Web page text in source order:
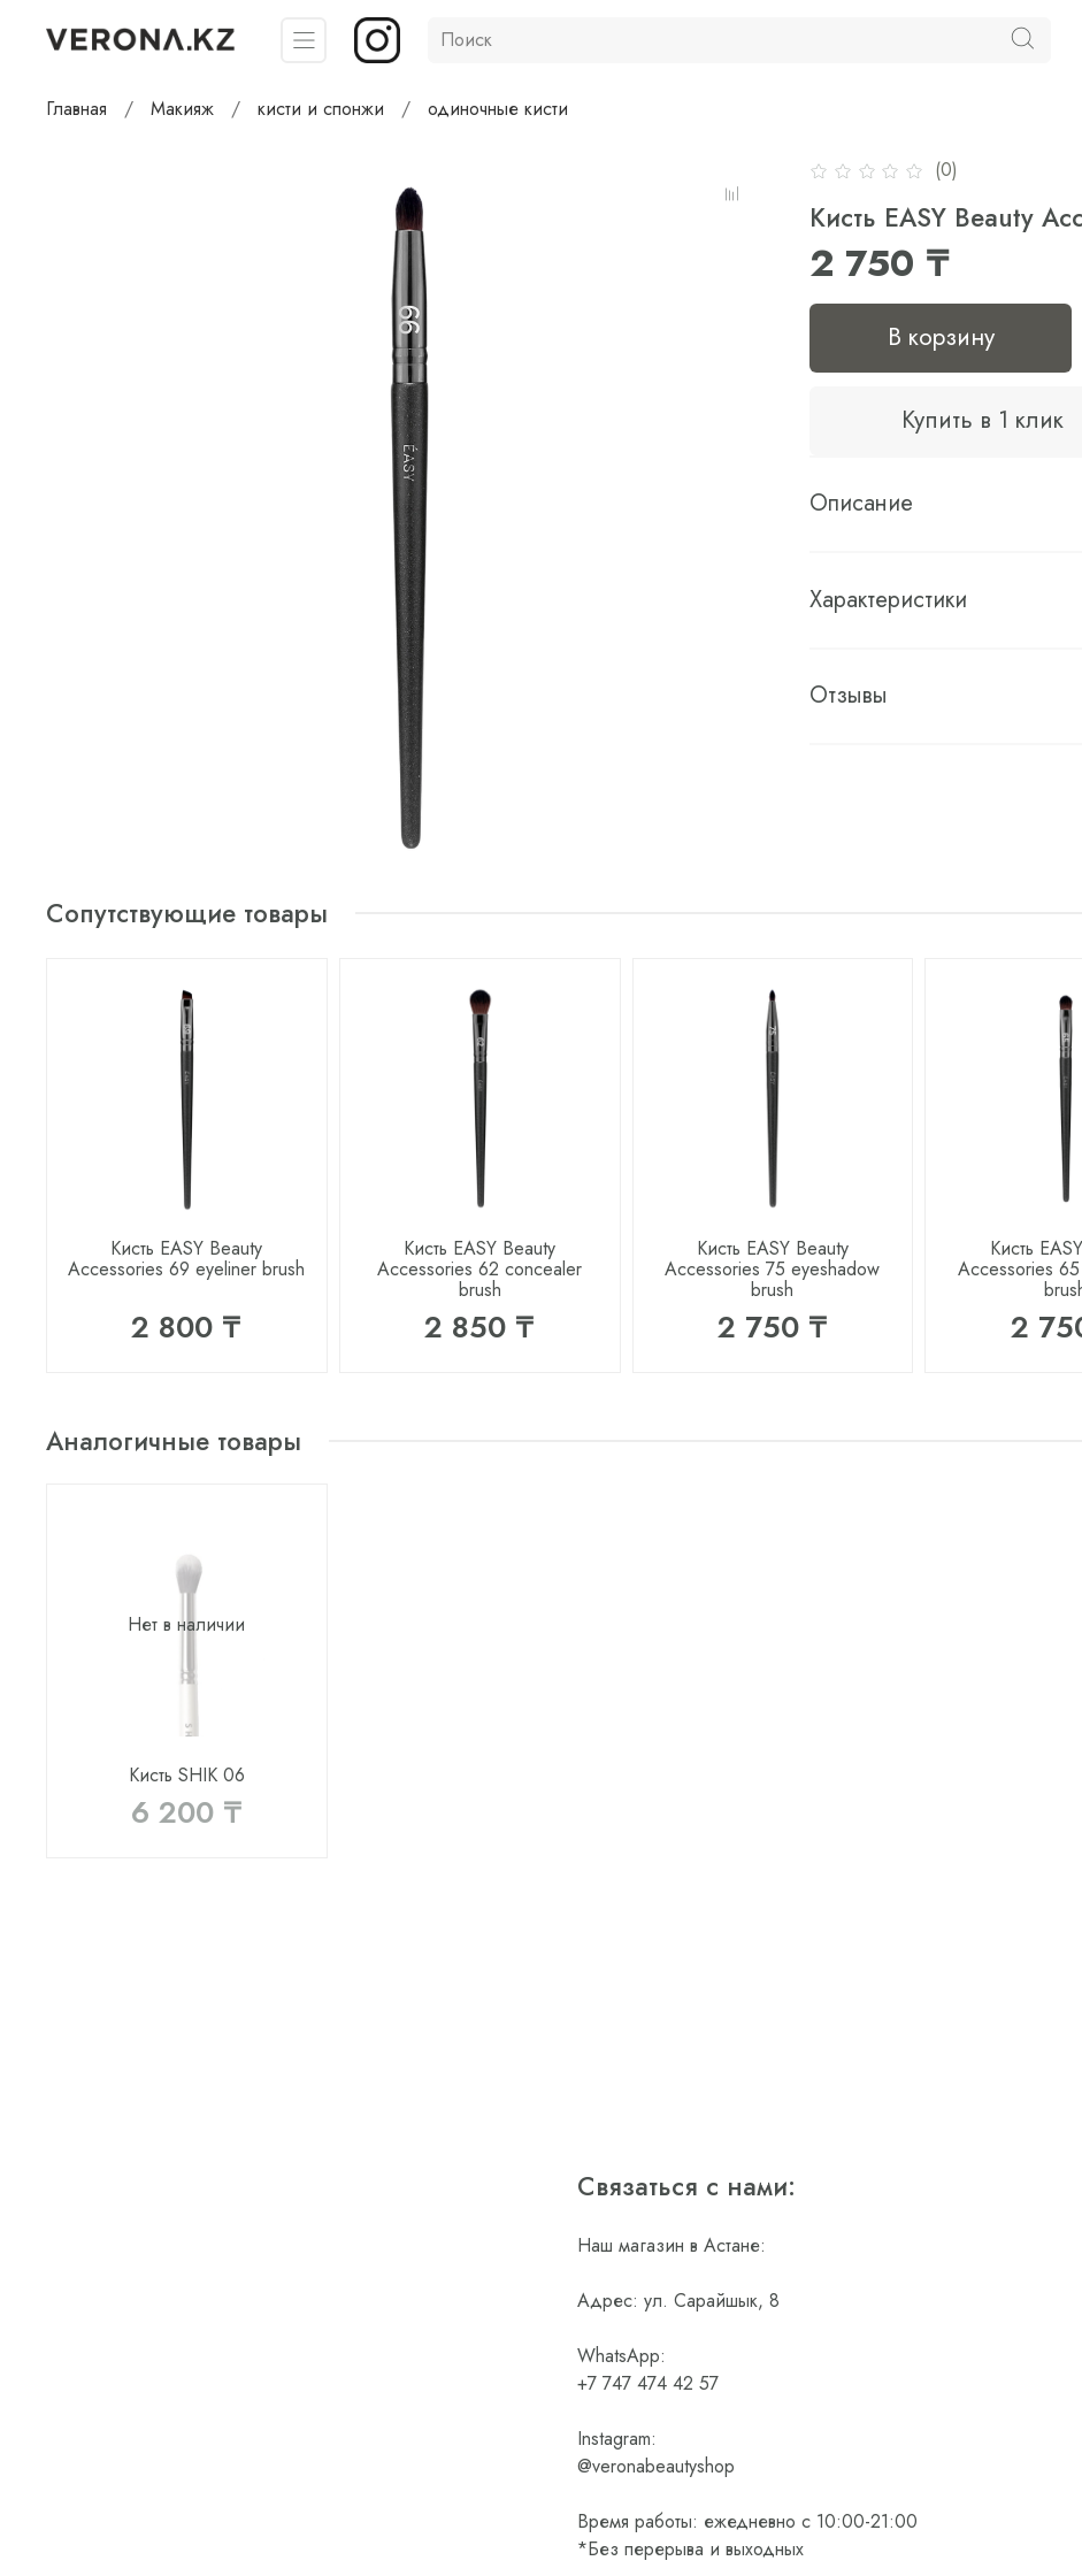
Главная Макияж кисти и спонжи одиночные кисти
(0)
Кисть EASY Beauty
2 750 ₸
В корзину
Купить в 1 клик
Описание
Характеристики
Отзывы
Сопутствующие товары
Кисть EASY Beauty
Accessories 69 eyeliner brush
2 800 ₸
Кисть EASY Beauty
Accessories 62 concealer
brush
2 850 ₸
Кисть EASY Beauty
Accessories 75 eyeshadow
brush
2 750 ₸
Кисть
Accessories
2
Аналогичные товары
Нет в наличии
Кисть SHIK 06
6 200 ₸
Связаться с нами:
Наш магазин в Астане:
Адрес: ул. Сарайшык, 8
WhatsApp:
+7 747 474 42 57
Instagram:
@veronabeautyshop
Время работы: ежедневно с 10:00-21:00
*Без перерыва и выходных